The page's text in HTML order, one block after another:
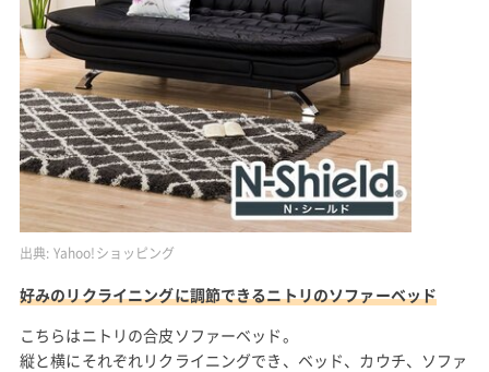
出典: Yahoo!ショッピング
好みのリクライニングに調節できるニトリのソファーベッド
こちらはニトリの合皮ソファーベッド。
縦と横にそれぞれリクライニングでき、ベッド、カウチ、ソファ